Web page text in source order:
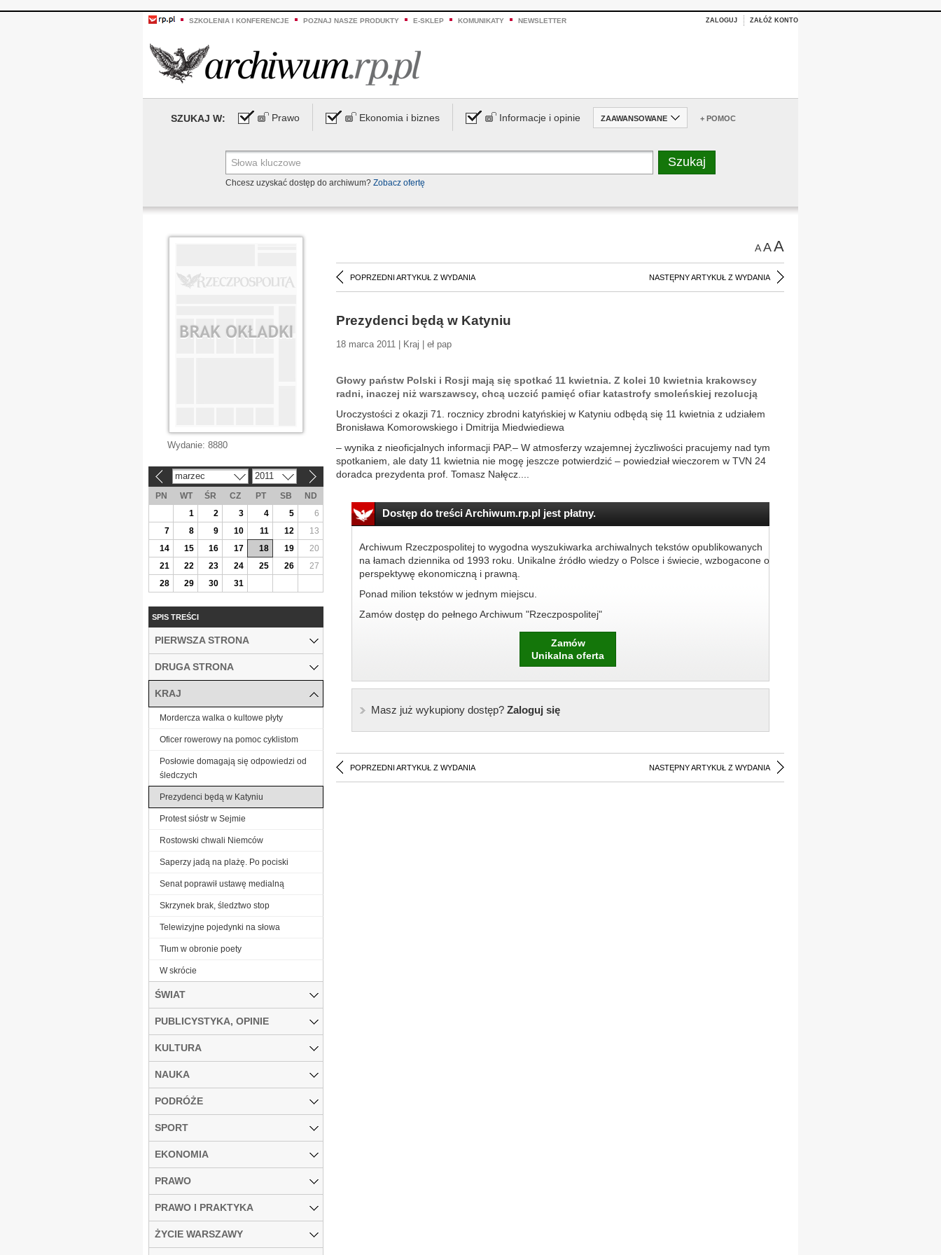
SZKOLENIA I KONFERENCJE POZNAJ NASZE PRODUKTY E-SKLEP KOMUNIKATY NEWSLETTER ZALOGUJ ZAŁÓŻ KONTO
SZUKAJ W: Prawo Ekonomia i biznes Informacje i opinie ZAAWANSOWANE + POMOC
Chcesz uzyskać dostęp do archiwum? Zobacz ofertę
AAA
POPRZEDNI ARTYKUŁ Z WYDANIA NASTĘPNY ARTYKUŁ Z WYDANIA
Prezydenci będą w Katyniu
18 marca 2011 | Kraj | eł pap
Głowy państw Polski i Rosji mają się spotkać 11 kwietnia. Z kolei 10 kwietnia krakowscy
radni, inaczej niż warszawscy, chcą uczcić pamięć ofiar katastrofy smoleńskiej rezolucją
Uroczystości z okazji 71. rocznicy zbrodni katyńskiej w Katyniu odbędą się 11 kwietnia z udziałem
Bronisława Komorowskiego i Dmitrija Miedwiediewa
– wynika z nieoficjalnych informacji PAP.– W atmosferzy wzajemnej życzliwości pracujemy nad tym
spotkaniem, ale daty 11 kwietnia nie mogę jeszcze potwierdzić – powiedział wieczorem w TVN 24
doradca prezydenta prof. Tomasz Nałęcz....
Dostęp do treści Archiwum.rp.pl jest płatny.
Archiwum Rzeczpospolitej to wygodna wyszukiwarka archiwalnych tekstów opublikowanych
na łamach dziennika od 1993 roku. Unikalne źródło wiedzy o Polsce i świecie, wzbogacone o
perspektywę ekonomiczną i prawną.
Ponad milion tekstów w jednym miejscu.
Zamów dostęp do pełnego Archiwum "Rzeczpospolitej"
Zamów
Unikalna oferta
Masz już wykupiony dostęp?Zaloguj się
POPRZEDNI ARTYKUŁ Z WYDANIA NASTĘPNY ARTYKUŁ Z WYDANIA
Wydanie: 8880
marzec 2011
PN WT ŚR CZ PT SB
ND
1
2 3 4 5
6
7
8 9 10 11 12
13
14
15 16 17 18 19
20
21
22 23 24 25 26
27
28
29 30 31
SPIS TREŚCI
PIERWSZA STRONA
DRUGA STRONA
KRAJ
Mordercza walka o kultowe płyty
Oficer rowerowy na pomoc cyklistom
Posłowie domagają się odpowiedzi od
śledczych
Prezydenci będą w Katyniu
Protest sióstr w Sejmie
Rostowski chwali Niemców
Saperzy jadą na plażę. Po pociski
Senat poprawił ustawę medialną
Skrzynek brak, śledztwo stop
Telewizyjne pojedynki na słowa
Tłum w obronie poety
W skrócie
ŚWIAT
PUBLICYSTYKA, OPINIE
KULTURA
NAUKA
PODRÓŻE
SPORT
EKONOMIA
PRAWO
PRAWO I PRAKTYKA
ŻYCIE WARSZAWY